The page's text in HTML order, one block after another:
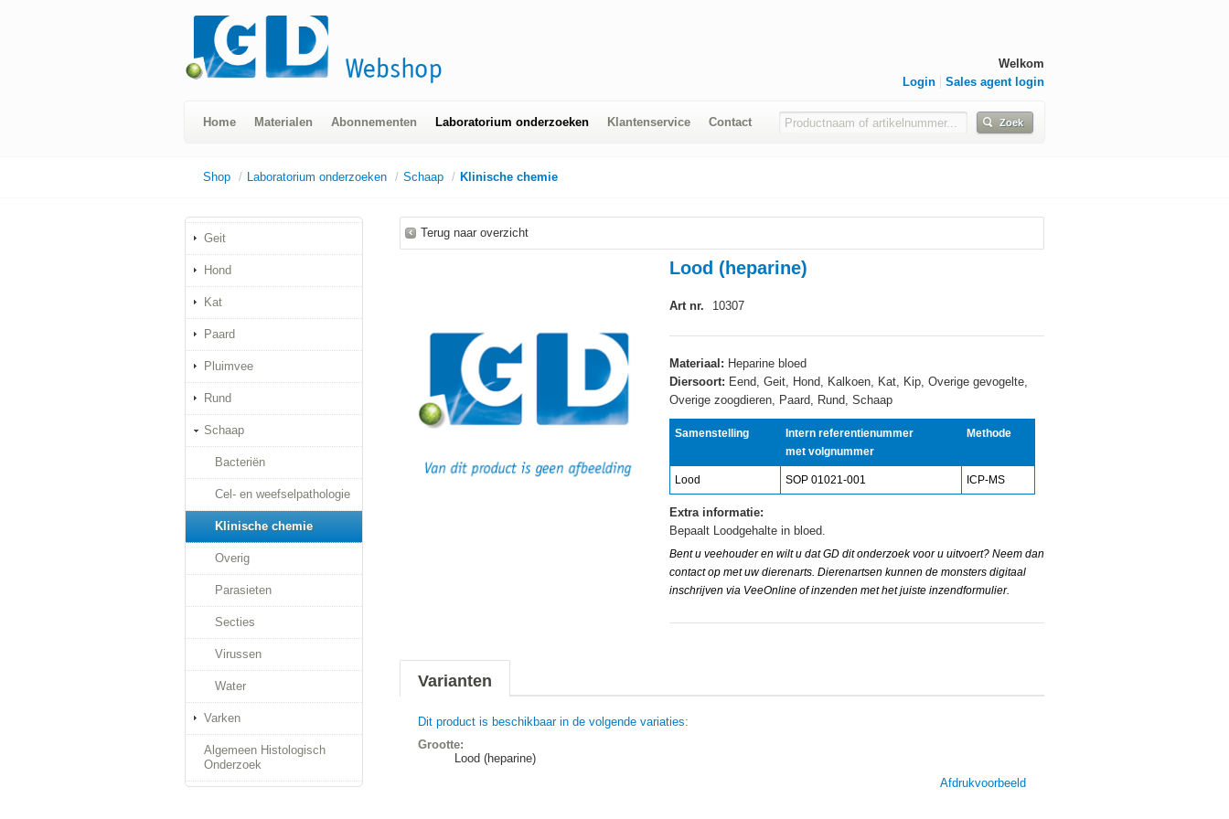
Welkom
Login
Sales agent login
Home Materialen Abonnementen Laboratorium onderzoeken Klantenservice Contact Zoek
Shop / Laboratorium onderzoeken / Schaap / Klinische chemie
Geit
Hond
Kat
Paard
Pluimvee
Rund
Schaap
Bacteriën
Cel- en weefselpathologie
Klinische chemie
Overig
Parasieten
Secties
Virussen
Water
Varken
Algemeen Histologisch
Onderzoek
Terug naar overzicht
Lood (heparine)
Art nr. 10307
Materiaal: Heparine bloed
Diersoort: Eend, Geit, Hond, Kalkoen, Kat, Kip, Overige gevogelte,
Overige zoogdieren, Paard, Rund, Schaap
Samenstelling
Intern referentienummer
met volgnummer
Methode
Lood SOP 01021-001 ICP-MS
Extra informatie:
Bepaalt Loodgehalte in bloed.
Bent u veehouder en wilt u dat GD dit onderzoek voor u uitvoert? Neem dan
contact op met uw dierenarts. Dierenartsen kunnen de monsters digitaal
inschrijven via VeeOnline of inzenden met het juiste inzendformulier.
Varianten
Dit product is beschikbaar in de volgende variaties:
Grootte:
Lood (heparine)
Afdrukvoorbeeld